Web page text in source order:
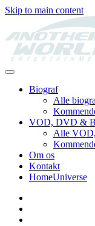
Skip to main content
Biograf
Alle
VOD, DVD &
Alle
Om os
Kontakt
HomeUniverse